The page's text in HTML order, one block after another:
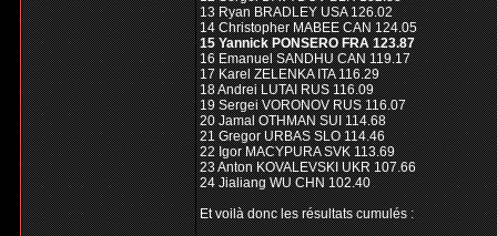
13 Ryan BRADLEY USA 126.02
14 Christopher MABEE CAN 124.05
15 Yannick PONSERO FRA 123.87
16 Emanuel SANDHU CAN 119.17
17 Karel ZELENKA ITA 116.29
18 Andrei LUTAI RUS 116.09
19 Sergei VORONOV RUS 116.07
20 Jamal OTHMAN SUI 114.68
21 Gregor URBAS SLO 114.46
22 Igor MACYPURA SVK 113.69
23 Anton KOVALEVSKI UKR 107.66
24 Jialiang WU CHN 102.40
Et voilà donc les résultats cumulés :